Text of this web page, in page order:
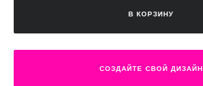
В КОРЗИНУ
СОЗДАЙТЕ СВОЙ ДИЗАЙН